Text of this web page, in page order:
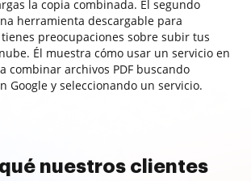
la copia combinada. El segundo
herramienta descargable para
preocupaciones sobre subir tus
Él muestra cómo usar un servicio en
combinar archivos PDF buscando
Google y seleccionando un servicio.
nuestros clientes